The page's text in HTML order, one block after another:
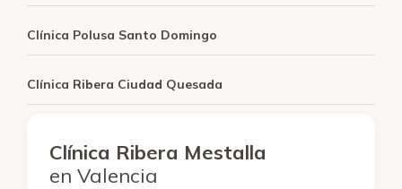
Clínica Polusa Santo Domingo
Clínica Ribera Ciudad Quesada
Clínica Ribera Mestalla
en Valencia